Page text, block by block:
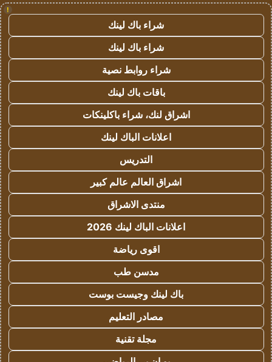
!
شراء باك لينك
شراء باك لينك
شراء روابط نصية
باقات باك لينك
اشراق لنك، شراء باكلينكات
اعلانات الباك لينك
التدريس
اشراق العالم عالم كبير
منتدى الاشراق
اعلانات الباك لينك 2026
اقوى رياضة
مدسن طب
باك لينك وجيست بوست
مصادر التعليم
مجلة تقنية